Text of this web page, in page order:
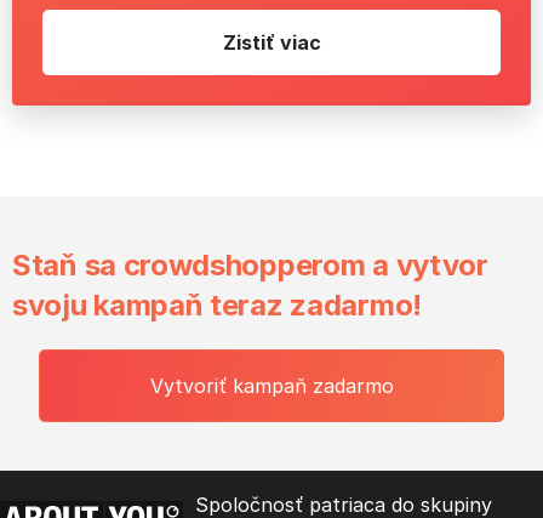
Zistiť viac
Staň sa crowdshopperom a vytvor
svoju kampaň teraz zadarmo!
Vytvoriť kampaň zadarmo
Spoločnosť patriaca do skupiny